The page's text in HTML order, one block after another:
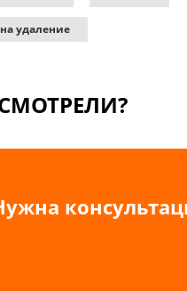
удаление